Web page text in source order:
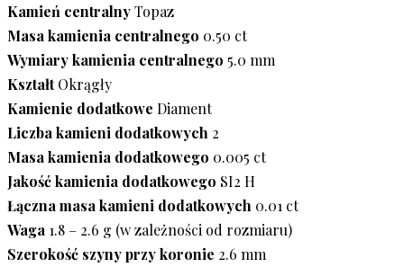
Kamień centralnyTopaz
Masa kamienia centralnego 0.50 ct
Wymiary kamienia centralnego 5.0 mm
KształtOkrągły
Kamienie dodatkowe Diament
Liczba kamieni dodatkowych 2
Masa kamienia dodatkowego 0.005 ct
Jakość kamienia dodatkowego SI2 H
Łączna masa kamieni dodatkowych 0.01 ct
Waga 1.8 – 2.6 g (w zależności od rozmiaru)
Szerokość szyny przy koronie 2.6 mm